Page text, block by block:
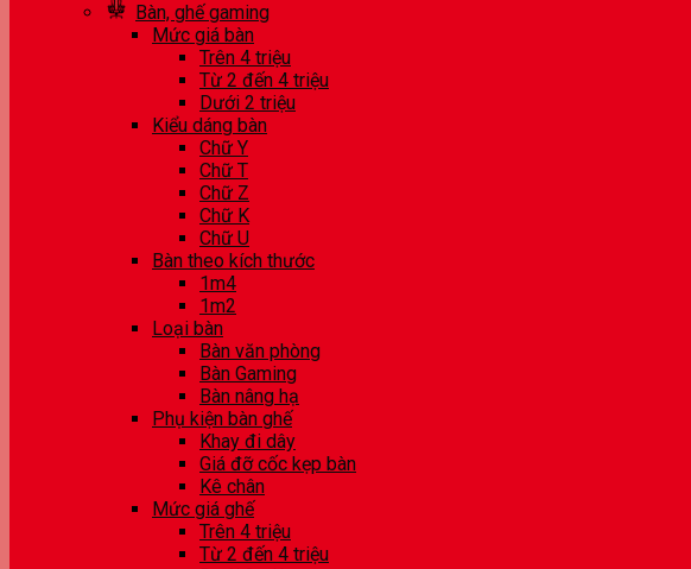
Bàn, ghế gaming
Mức giá bàn
Trên 4 triệu
Từ 2 đến 4 triệu
Dưới 2 triệu
Kiểu dáng bàn
Chữ Y
Chữ T
Chữ Z
Chữ K
Chữ U
Bàn theo kích thước
1m4
1m2
Loại bàn
Bàn văn phòng
Bàn Gaming
Bàn nâng hạ
Phụ kiện bàn ghế
Khay đi dây
Giá đỡ cốc kẹp bàn
Kê chân
Mức giá ghế
Trên 4 triệu
Từ 2 đến 4 triệu